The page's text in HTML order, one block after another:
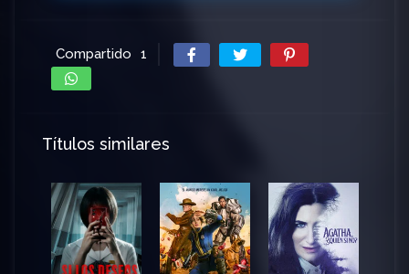
Compartido 1
Títulos similares